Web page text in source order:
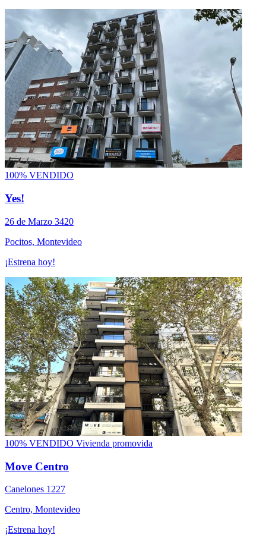
100% VENDIDO
Yes!
26 de Marzo 3420
Pocitos, Montevideo
¡Estrena hoy!
100% VENDIDO Vivienda promovida
Move Centro
Canelones 1227
Centro, Montevideo
¡Estrena hoy!